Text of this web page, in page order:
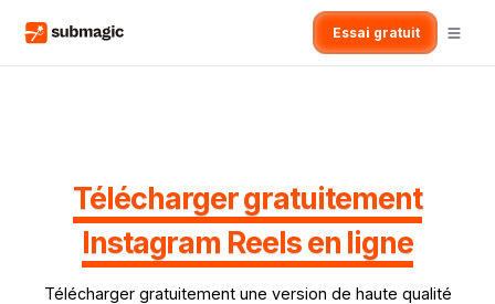
Essai gratuit
Télécharger gratuitement
Instagram Reels en ligne
Télécharger gratuitement une version de haute qualité